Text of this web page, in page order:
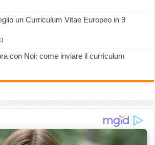
un Curriculum Vitae Europeo in 9
3
con Noi: come inviare il curriculum